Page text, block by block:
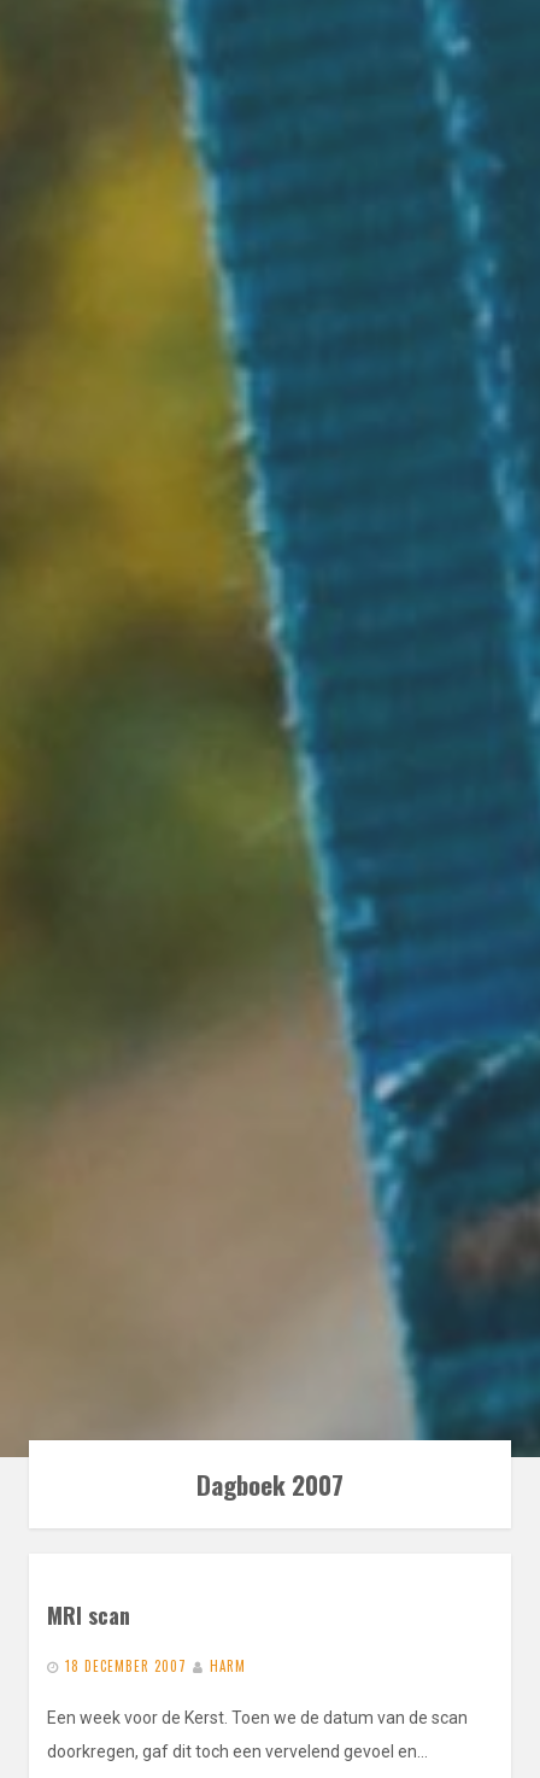
Dagboek 2007
MRI scan
18 DECEMBER 2007 HARM
Een week voor de Kerst. Toen we de datum van de scan
doorkregen, gaf dit toch een vervelend gevoel en…